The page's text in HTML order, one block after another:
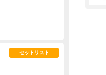
セットリスト